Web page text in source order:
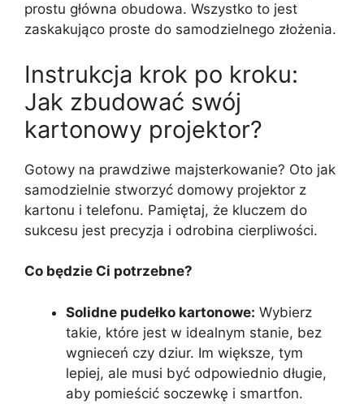
prostu główna obudowa. Wszystko to jest
zaskakująco proste do samodzielnego złożenia.
Instrukcja krok po kroku:
Jak zbudować swój
kartonowy projektor?
Gotowy na prawdziwe majsterkowanie? Oto jak
samodzielnie stworzyć domowy projektor z
kartonu i telefonu. Pamiętaj, że kluczem do
sukcesu jest precyzja i odrobina cierpliwości.
Co będzie Ci potrzebne?
Solidne pudełko kartonowe: Wybierz
takie, które jest w idealnym stanie, bez
wgnieceń czy dziur. Im większe, tym
lepiej, ale musi być odpowiednio długie,
aby pomieścić soczewkę i smartfon.